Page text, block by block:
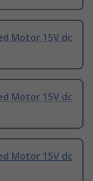
Motor 15V dc
Motor 15V dc
Motor 15V dc